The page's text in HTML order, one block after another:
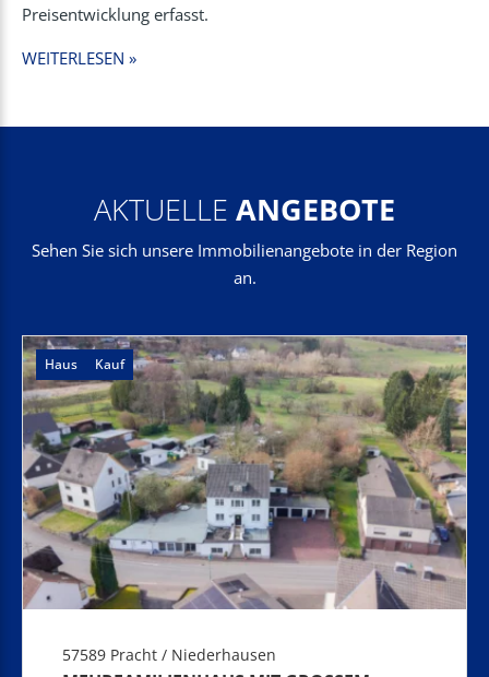
Preisentwicklung erfasst.
WEITERLESEN »
AKTUELLE ANGEBOTE
Sehen Sie sich unsere Immobilienangebote in der Region
an.
Haus Kauf
57589 Pracht / Niederhausen